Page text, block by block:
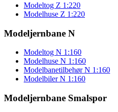
Modeltog Z 1:220
Modelhuse Z 1:220
Modeljernbane N
Modeltog N 1:160
Modelhuse N 1:160
Modelbanetilbehør N 1:160
Modelbiler N 1:160
Modeljernbane Smalspor